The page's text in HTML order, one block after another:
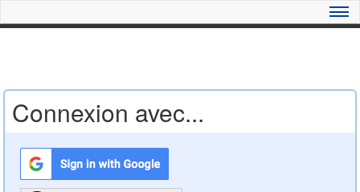
Connexion avec...